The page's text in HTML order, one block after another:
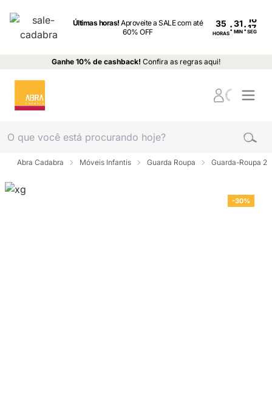
Últimas horas!Aproveite a SALE com até
60% OFF
35
HORAS: MIN : SEG
Ganhe 10% de cashback! Confira as regras aqui!
Abra Cadabra Móveis Infantis Guarda Roupa Guarda-Roupa 2
-30%